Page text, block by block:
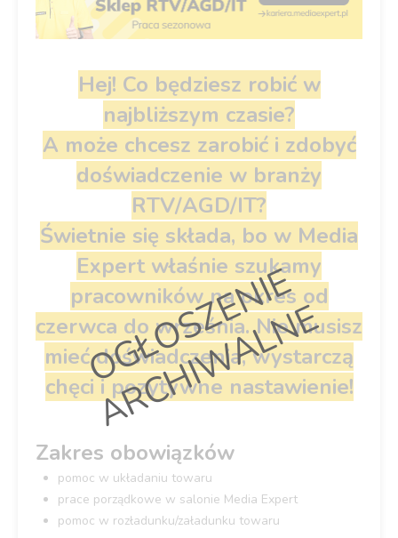
O
G
Ł
O
S
Z
E
N
I
E
A
R
C
H
I
W
A
L
N
E
Hej! Co będziesz robić w
najbliższym czasie?
A może chcesz zarobić i zdobyć
doświadczenie w branży
RTV/AGD/IT?
Świetnie się składa, bo w Media
Expert właśnie szukamy
pracownikówna okres od
czerwca do września. Nie musisz
mieć doświadczenia, wystarczą
chęci i pozytywne nastawienie!
Zakres obowiązków
pomoc w układaniu towaru
prace porządkowe w salonie Media Expert
pomoc w rozładunku/załadunku towaru